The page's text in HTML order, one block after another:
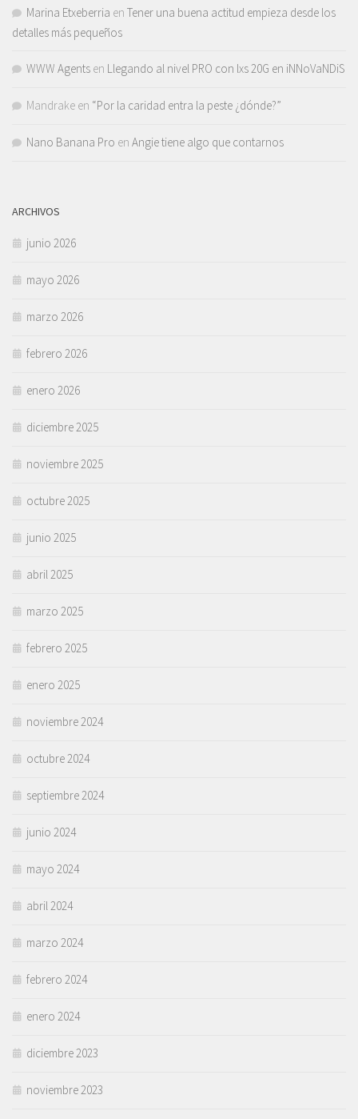
Marina Etxeberria en Tener una buena actitud empieza desde los
detalles más pequeños
WWW Agents en Llegando al nivel PRO con lxs 20G en iNNoVaNDiS
Mandrake en “Por la caridad entra la peste ¿dónde?”
Nano Banana Pro en Angie tiene algo que contarnos
ARCHIVOS
junio 2026
mayo 2026
marzo 2026
febrero 2026
enero 2026
diciembre 2025
noviembre 2025
octubre 2025
junio 2025
abril 2025
marzo 2025
febrero 2025
enero 2025
noviembre 2024
octubre 2024
septiembre 2024
junio 2024
mayo 2024
abril 2024
marzo 2024
febrero 2024
enero 2024
diciembre 2023
noviembre 2023